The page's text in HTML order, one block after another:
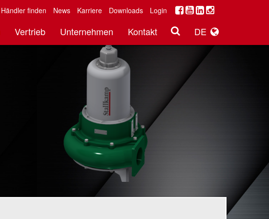
Händler finden News Karriere Downloads Login
Vertrieb Unternehmen Kontakt DE